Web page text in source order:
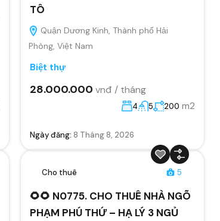
TÔ
Quận Dương Kinh, Thành phố Hải
Phòng, Việt Nam
Biệt thự
28.000.000 vnđ / tháng
4 5 200 m2
Ngày đăng: 8 Tháng 8, 2026
Cho thuê 5
🌻🌻 N0775. CHO THUÊ NHÀ NGÕ
PHẠM PHÚ THỨ – HẠ LÝ 3 NGỦ